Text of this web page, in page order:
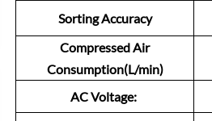
Sorting Accuracy
Compressed Air
Consumption(L/min)
AC Voltage: